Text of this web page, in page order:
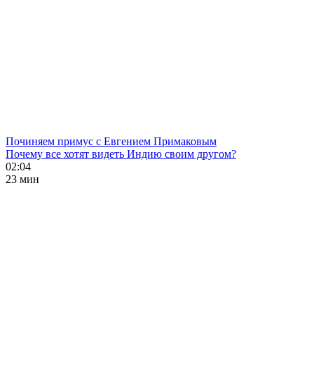
Починяем примус с Евгением Примаковым
Почему все хотят видеть Индию своим другом?
02:04
23 мин